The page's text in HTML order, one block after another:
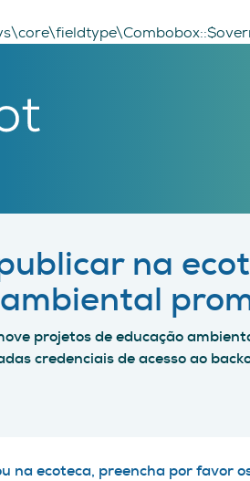
na
projetos de educação
credenciais de acesso ao
na ecoteca, preencha por favor